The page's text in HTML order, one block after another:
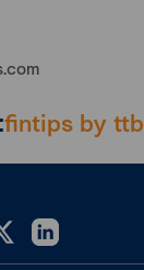
fintips by ttb